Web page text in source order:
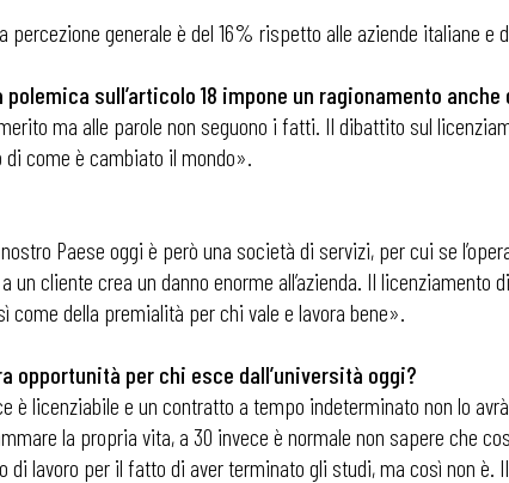
generale è del 16% rispetto alle aziende italiane e
sull’articolo 18 impone un ragionamento
ma alle parole non seguono i fatti. Il dibattito sul
come è cambiato il mondo».
Paese oggi è però una società di servizi, per cui se
cliente crea un danno enorme all’azienda. Il licenziamento
della premialità per chi vale e lavora bene».
opportunità per chi esce dall’università oggi?
è licenziabile e un contratto a tempo indeterminato non lo
la propria vita, a 30 invece è normale non sapere che
lavoro per il fatto di aver terminato gli studi, ma così non è.